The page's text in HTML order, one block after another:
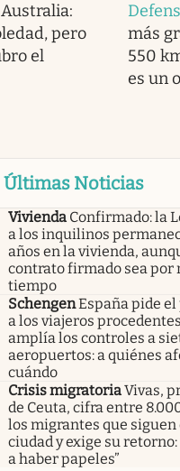
pero
el
más
550
es un
Últimas Noticias
Vivienda Confirmado: la
a los inquilinos
años en la vivienda,
contrato firmado sea por
tiempo
SchengenEspaña pide
a los viajeros
amplía los controles a
aeropuertos: a quiénes
cuándo
Crisis migratoriaVivas,
de Ceuta, cifra entre
los migrantes que siguen
ciudad y exige su retorno:
a haber papeles”